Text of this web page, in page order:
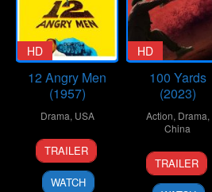
HD
12 Angry Men
(1957)
Drama, USA
10
Apr
1957
Don
Kranze
TRAILER
WATCH
HD
100 Yards
(2023)
Action, Drama,
China
20
Sep
Xu
Junfeng
TRAILER